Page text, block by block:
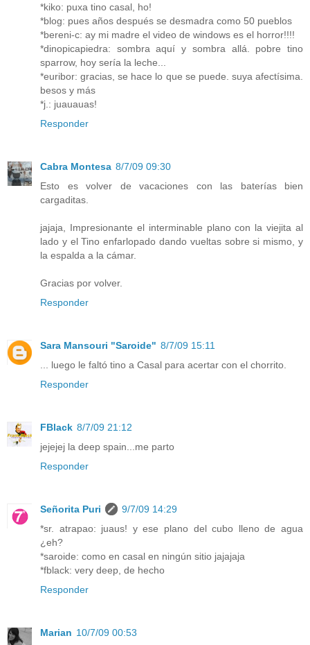
*kiko: puxa tino casal, ho!
*blog: pues años después se desmadra como 50 pueblos
*bereni-c: ay mi madre el video de windows es el horror!!!!
*dinopicapiedra: sombra aquí y sombra allá. pobre tino
sparrow, hoy sería la leche...
*euribor: gracias, se hace lo que se puede. suya afectísima.
besos y más
*j.: juauauas!
Responder
Cabra Montesa 8/7/09 09:30
Esto es volver de vacaciones con las baterías bien
cargaditas.
jajaja, Impresionante el interminable plano con la viejita al
lado y el Tino enfarlopado dando vueltas sobre si mismo, y
la espalda a la cámar.
Gracias por volver.
Responder
Sara Mansouri "Saroide" 8/7/09 15:11
... luego le faltó tino a Casal para acertar con el chorrito.
Responder
FBlack 8/7/09 21:12
jejejej la deep spain...me parto
Responder
Señorita Puri
9/7/09 14:29
*sr. atrapao: juaus! y ese plano del cubo lleno de agua
¿eh?
*saroide: como en casal en ningún sitio jajajaja
*fblack: very deep, de hecho
Responder
Marian 10/7/09 00:53